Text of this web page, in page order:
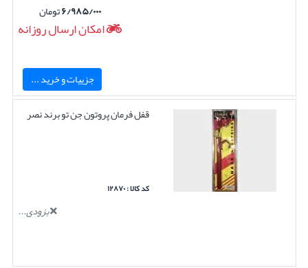
۶/۹۸۵/۰۰۰تومان
امکان ارسال روزانه
جزییات و خرید ...
قفل فرمان پروتون جن تو برند نصر
کد کالا : ۱۲۸۷۰
بزودی...